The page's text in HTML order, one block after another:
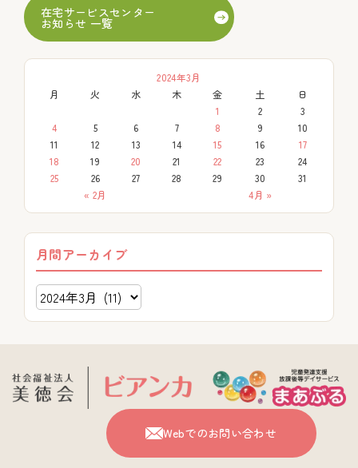
在宅サービスセンター
お知らせ 一覧
2024年3月
月
火 水 木 金 土 日
« 2月 4月 »
1 2
3
4
5 6 7 8 9
10
11
12 13 14 15 16
17
18
19 20 21 22 23
24
25
26 27 28 29 30 31
月間アーカイブ
Webでのお問い合わせ